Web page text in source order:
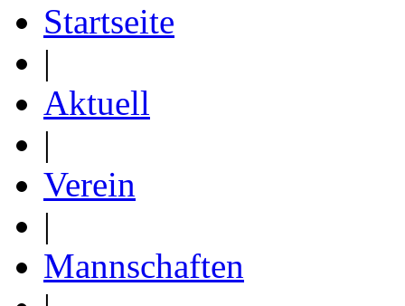
Startseite
|
Aktuell
|
Verein
|
Mannschaften